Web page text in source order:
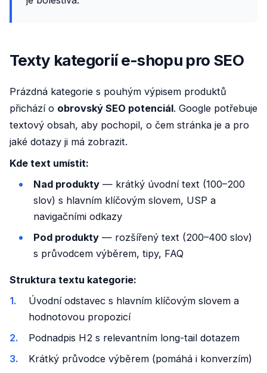
Texty kategorií e-shopu pro SEO
Prázdná kategorie s pouhým výpisem produktů
přichází o obrovský SEO potenciál. Google potřebuje
textový obsah, aby pochopil, o čem stránka je a pro
jaké dotazy ji má zobrazit.
Kde text umístit:
Nad produkty — krátký úvodní text (100–200
slov) s hlavním klíčovým slovem, USP a
navigačními odkazy
Pod produkty — rozšířený text (200–400 slov)
s průvodcem výběrem, tipy, FAQ
Struktura textu kategorie:
Úvodní odstavec s hlavním klíčovým slovem a
hodnotovou propozicí
Podnadpis H2 s relevantním long-tail dotazem
Krátký průvodce výběrem (pomáhá i konverzím)